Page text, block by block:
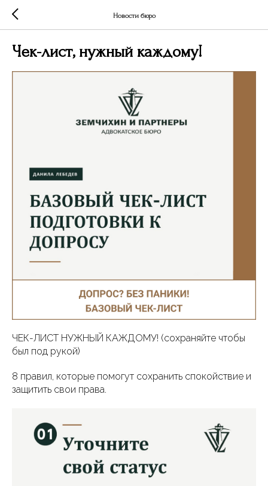
Новости бюро
Чек-лист, нужный каждому!
ЧЕК-ЛИСТ НУЖНЫЙ КАЖДОМУ! (сохраняйте чтобы
был под рукой)
8 правил, которые помогут сохранить спокойствие и
защитить свои права.